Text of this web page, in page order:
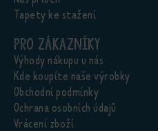
Tapety ke stažení
Pro zákazníky
Výhody nákupu u nás
Kde koupíte naše výrobky
Obchodní podmínky
Ochrana osobních údajů
Vrácení zboží